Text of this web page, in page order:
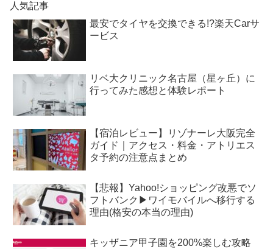
人気記事
最安でタイヤを交換できる!?楽天Carサ
ービス
リベ大クリニック名古屋（星ヶ丘）に
行ってみた感想と体験レポート
【宿泊レビュー】リゾナーレ大阪完全
ガイド｜アクセス・料金・アトリエス
タ予約の注意点まとめ
【悲報】Yahoo!ショッピング改悪でソ
フトバンク▶︎ワイモバイルへ移行する
理由(格安の本当の理由)
キッザニア甲子園を200%楽しむ攻略